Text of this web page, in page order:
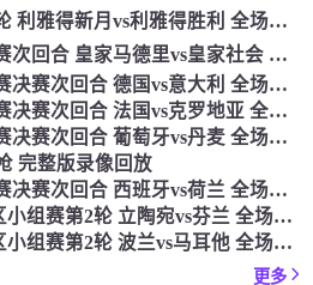
04月05日 沙特联第26轮 利雅得新月vs利雅得胜利 全场录像
04月02日 国王杯半决赛次回合 皇家马德里vs皇家社会 全场录像
03月24日 欧国联联1/4赛决赛次回合 德国vs意大利 全场录像回放
03月24日 欧国联联1/4赛决赛次回合 法国vs克罗地亚 全场录像回放
03月24日 欧国联联1/4赛决赛次回合 葡萄牙vs丹麦 全场录像回放
完整版录像回放
03月24日 欧国联联1/4赛决赛次回合 西班牙vs荷兰 全场录像回放
03月25日 世预赛欧洲区小组赛第2轮 立陶宛vs芬兰 全场录像回放
03月25日 世预赛欧洲区小组赛第2轮 波兰vs马耳他 全场录像回放
更多